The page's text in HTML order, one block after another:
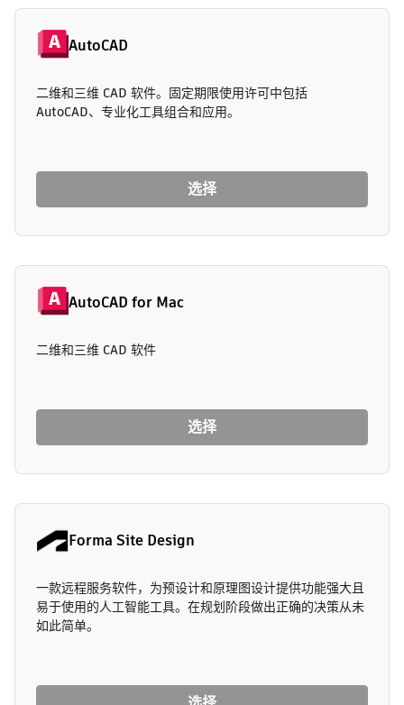
AutoCAD
二维和三维 CAD 软件。固定期限使用许可中包括
AutoCAD、专业化工具组合和应用。
选择
AutoCAD for Mac
二维和三维 CAD 软件
选择
Forma Site Design
一款远程服务软件，为预设计和原理图设计提供功能强大且
易于使用的人工智能工具。在规划阶段做出正确的决策从未
如此简单。